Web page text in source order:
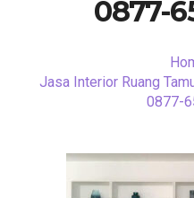
0877-
Jasa Interior Ruang
0877-